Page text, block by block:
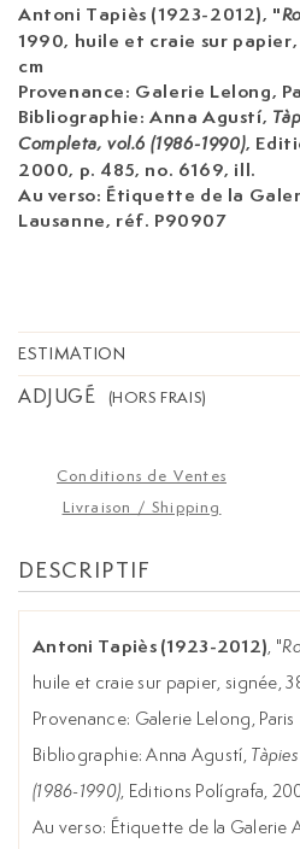
Antoni Tapiès (1923-2012), "
1990, huile et craie sur papier,
cm
Provenance: Galerie Lelong,
Bibliographie: Anna Agustí,
Completa, vol.6 (1986-1990),
2000, p. 485, no. 6169, ill.
Au verso: Étiquette de la
Lausanne, réf. P90907
ESTIMATION
ADJUGÉ (HORS FRAIS)
Conditions de Ventes
Livraison / Shipping
DESCRIPTIF
Antoni Tapiès (1923-2012), "
huile et craie sur papier, signée,
Provenance: Galerie Lelong, Paris
Bibliographie: Anna Agustí,
(1986-1990), Editions Polígrafa,
Au verso: Étiquette de la Galerie